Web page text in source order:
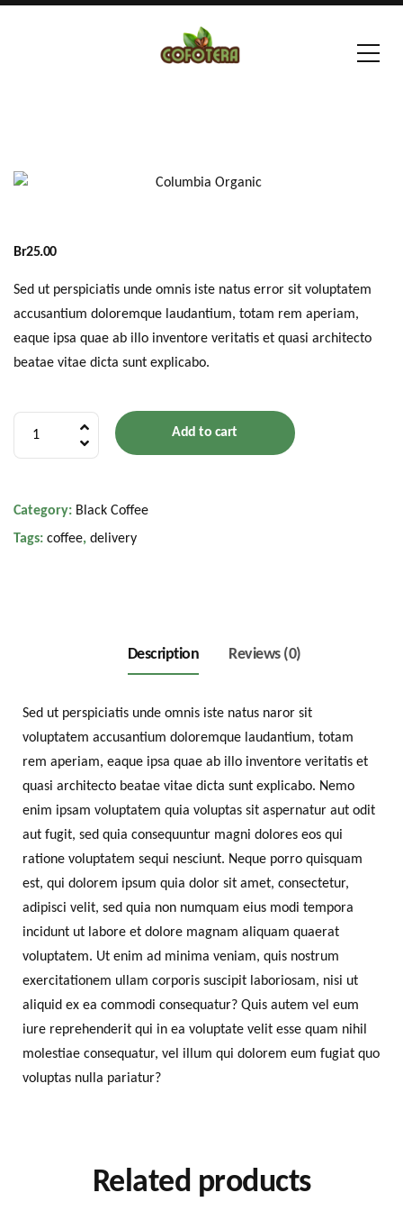
Br25.00
Sed ut perspiciatis unde omnis iste natus error sit voluptatem
accusantium doloremque laudantium, totam rem aperiam,
eaque ipsa quae ab illo inventore veritatis et quasi architecto
beatae vitae dicta sunt explicabo.
Add to cart
Category: Black Coffee
Tags: coffee, delivery
Description Reviews (0)
Sed ut perspiciatis unde omnis iste natus naror sit
voluptatem accusantium doloremque laudantium, totam
rem aperiam, eaque ipsa quae ab illo inventore veritatis et
quasi architecto beatae vitae dicta sunt explicabo. Nemo
enim ipsam voluptatem quia voluptas sit aspernatur aut odit
aut fugit, sed quia consequuntur magni dolores eos qui
ratione voluptatem sequi nesciunt. Neque porro quisquam
est, qui dolorem ipsum quia dolor sit amet, consectetur,
adipisci velit, sed quia non numquam eius modi tempora
incidunt ut labore et dolore magnam aliquam quaerat
voluptatem. Ut enim ad minima veniam, quis nostrum
exercitationem ullam corporis suscipit laboriosam, nisi ut
aliquid ex ea commodi consequatur? Quis autem vel eum
iure reprehenderit qui in ea voluptate velit esse quam nihil
molestiae consequatur, vel illum qui dolorem eum fugiat quo
voluptas nulla pariatur?
Related products